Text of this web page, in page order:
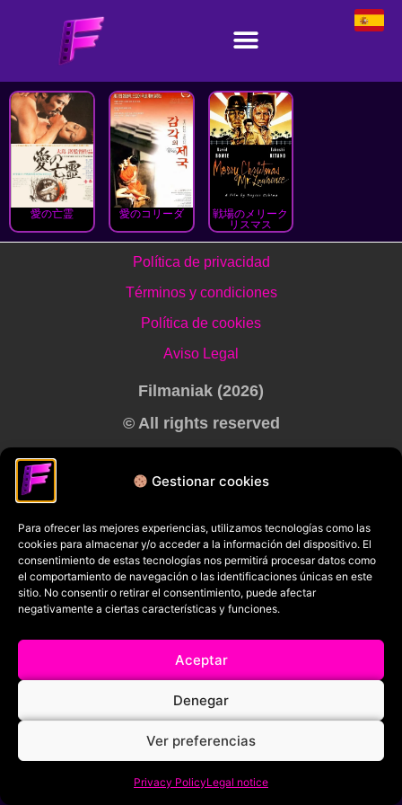
Gestionar cookies
Para ofrecer las mejores experiencias, utilizamos tecnologías como las
cookies para almacenar y/o acceder a la información del dispositivo. El
consentimiento de estas tecnologías nos permitirá procesar datos como
el comportamiento de navegación o las identificaciones únicas en este
sitio. No consentir o retirar el consentimiento, puede afectar
negativamente a ciertas características y funciones.
Aceptar
Denegar
Ver preferencias
Privacy PolicyLegal notice
愛の亡霊 愛のコリーダ
戦場のメリーク
リスマス
Política de privacidad
Términos y condiciones
Política de cookies
Aviso Legal
Filmaniak (2026)
© All rights reserved